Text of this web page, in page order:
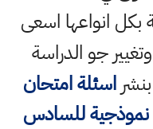
بكل انواعها اسعى
جو الدراسة
اسئلة امتحان
نموذجية للسادس